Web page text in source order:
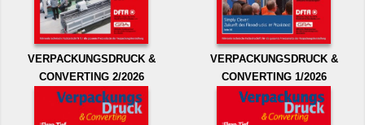
VERPACKUNGSDRUCK &
CONVERTING 2/2026
VERPACKUNGSDRUCK &
CONVERTING 1/2026